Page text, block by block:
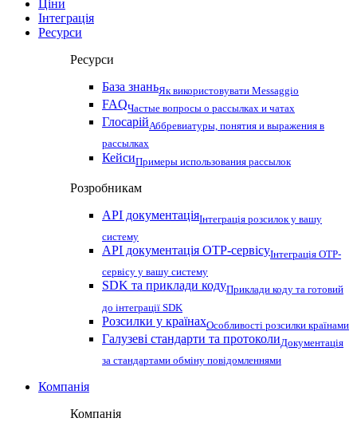
Ціни
Інтеграція
Ресурси
Ресурси
База знаньЯк використовувати Messaggio
FAQЧастые вопросы о рассылках и чатах
ГлосарійАббревиатуры, понятия и выражения в
рассылках
КейсиПримеры использования рассылок
Розробникам
API документаціяІнтеграція розсилок у вашу
систему
API документація OTP-сервісуІнтеграція OTP-
сервісу у вашу систему
SDK та приклади кодуПриклади коду та готовий
до інтеграції SDK
Розсилки у країнахОсобливості розсилки країнами
Галузеві стандарти та протоколиДокументація
за стандартами обміну повідомленнями
Компанія
Компанія